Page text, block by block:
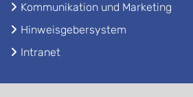
Kommunikation und Marketing
Hinweisgebersystem
Intranet